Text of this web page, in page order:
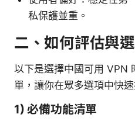
私保護並重。
二、如何評估與
以下是選擇中國可用 VPN
單，讓你在眾多選項中快
1) 必備功能清單